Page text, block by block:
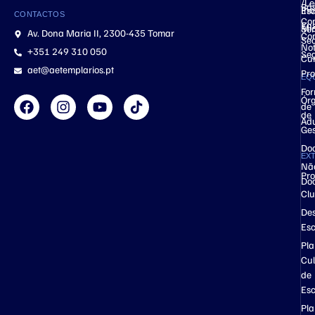
CONTACTOS
Av. Dona Maria II, 2300-435 Tomar
+351 249 310 050
aet@aetemplarios.pt
/
de
de
de